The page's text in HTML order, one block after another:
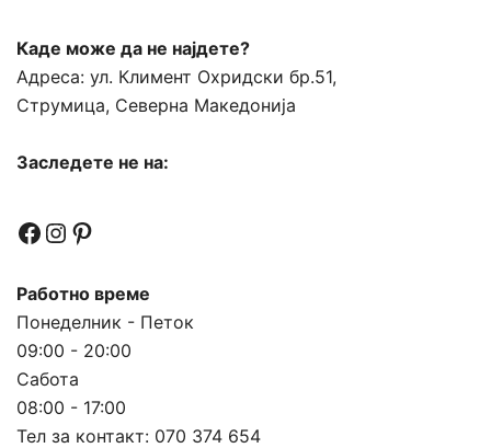
Каде може да не најдете?
Адреса: ул. Климент Охридски бр.51,
Струмица, Северна Македонија
Заследете не на:
Facebook
Instagram
Pinterest
Работно време
Понеделник - Петок
09:00 - 20:00
Сабота
08:00 - 17:00
Тел за контакт: 070 374 654